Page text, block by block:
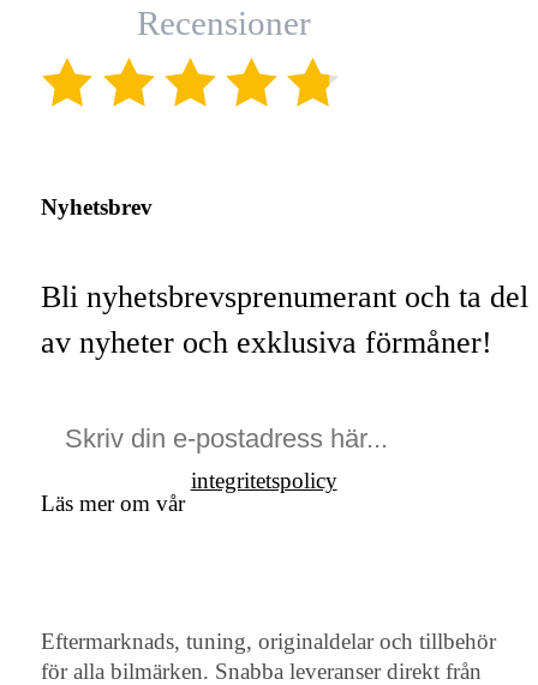
Recensioner
Nyhetsbrev
Bli nyhetsbrevsprenumerant och ta del
av nyheter och exklusiva förmåner!
Läs mer om vår
integritetspolicy
Eftermarknads, tuning, originaldelar och tillbehör
för alla bilmärken. Snabba leveranser direkt från